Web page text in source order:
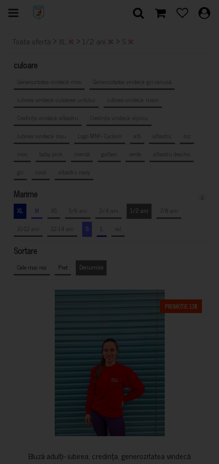
Toata oferta > XL > 1/2 ani > S
culoare
Generozitatea vindecă- mov
Generozitatea vindecă- gri cenușă
Iubirea vindecă- culoarea untului
Iubirea vindecă- maro
Credința vindecă- albastru
Credința vindecă- vișiniu
Iubirea vindecă- roșu
Logo MNF- Cyclam alb albastru
roz
mov
baby pink mentă galben verde
albastru deschis
gri
coral albastru navy
Marime
XL M XS 5/6 ani 3/4 ani 1/2 ani
7/8 ani
10-12 ani
12-14 ani S L xxl
Sortare
Cele mai noi Pret Denumire
PROMOTIE 13%
Bluză adulți- iubirea, credința, generozitatea vindecă